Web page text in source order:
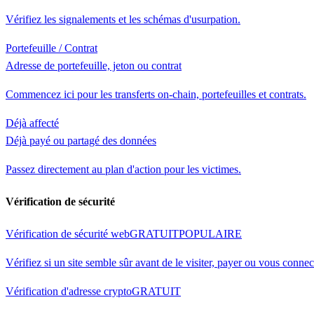
Vérifiez les signalements et les schémas d'usurpation.
Portefeuille / Contrat
Adresse de portefeuille, jeton ou contrat
Commencez ici pour les transferts on-chain, portefeuilles et contrats.
Déjà affecté
Déjà payé ou partagé des données
Passez directement au plan d'action pour les victimes.
Vérification de sécurité
Vérification de sécurité webGRATUITPOPULAIRE
Vérifiez si un site semble sûr avant de le visiter, payer ou vous
Vérification d'adresse cryptoGRATUIT